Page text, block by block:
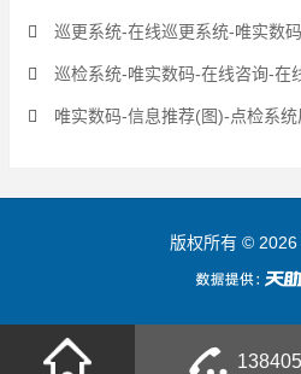
巡更系统-在线巡更系统-唯实数
巡检系统-唯实数码-在线咨询-在
唯实数码-信息推荐(图)-点检系
版权所有 © 2026